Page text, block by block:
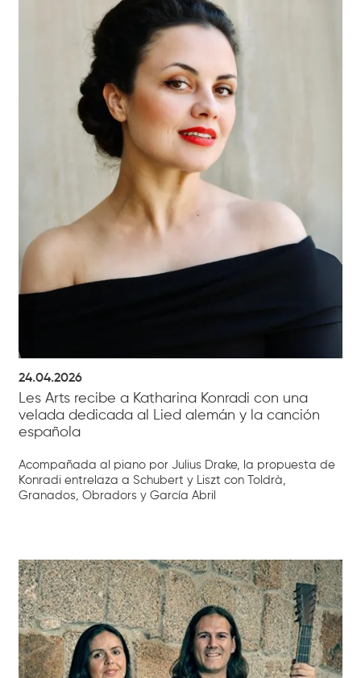
24.04.2026
Les Arts recibe a Katharina Konradi con una
velada dedicada al Lied alemán y la canción
española
Acompañada al piano por Julius Drake, la propuesta de
Konradi entrelaza a Schubert y Liszt con Toldrà,
Granados, Obradors y García Abril